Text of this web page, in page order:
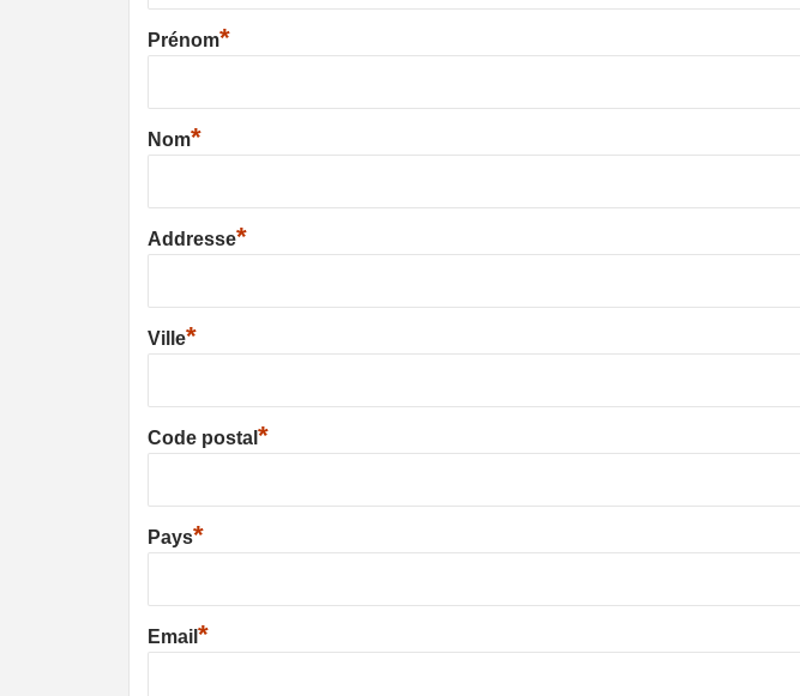
Prénom*
Nom*
Addresse*
Ville*
Code postal *
Pays*
Email *